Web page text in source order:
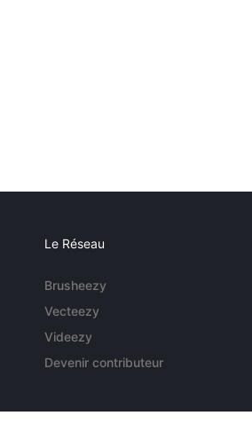
Le Réseau
Brusheezy
Vecteezy
Videezy
Devenir contributeur